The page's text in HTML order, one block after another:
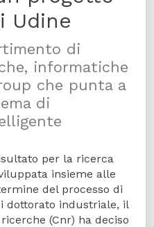
Udine
di
informatiche
che punta a
di
per la ricerca
insieme alle
del processo di
dottorato industriale, il
(Cnr) ha deciso